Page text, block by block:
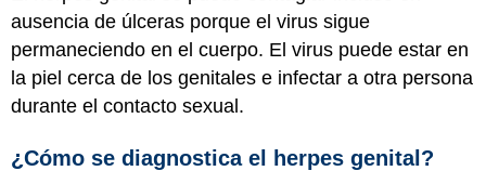
ausencia de úlceras porque el virus sigue
permaneciendo en el cuerpo. El virus puede estar en
la piel cerca de los genitales e infectar a otra persona
durante el contacto sexual.
¿Cómo se diagnostica el herpes genital?